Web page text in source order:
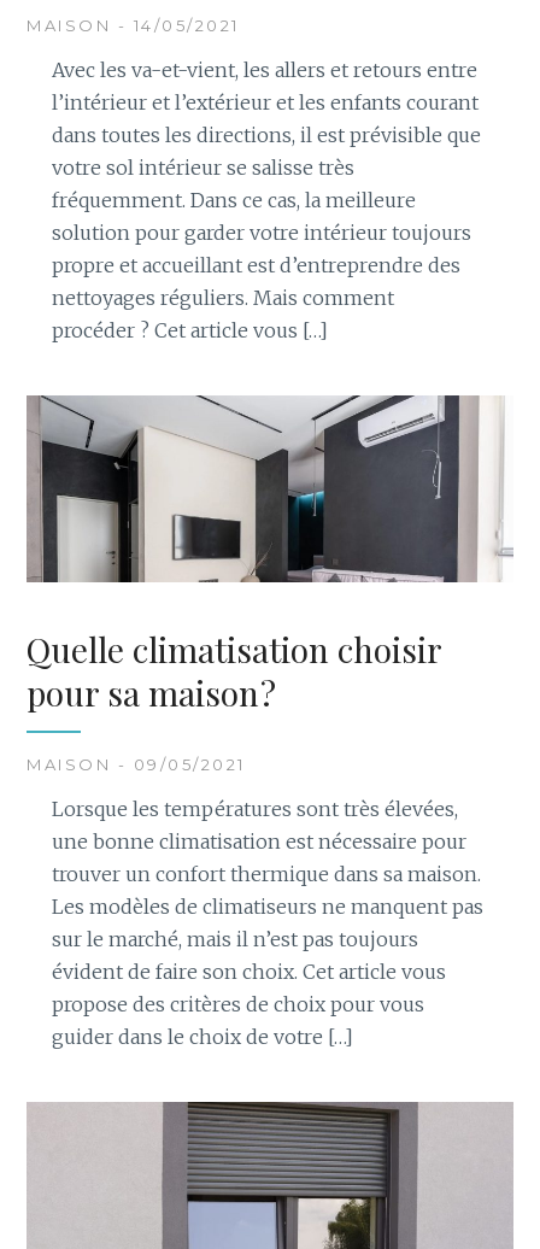
MAISON - 14/05/2021
Avec les va-et-vient, les allers et retours entre
l’intérieur et l’extérieur et les enfants courant
dans toutes les directions, il est prévisible que
votre sol intérieur se salisse très
fréquemment. Dans ce cas, la meilleure
solution pour garder votre intérieur toujours
propre et accueillant est d’entreprendre des
nettoyages réguliers. Mais comment
procéder ? Cet article vous […]
Quelle climatisation choisir
pour sa maison ?
MAISON - 09/05/2021
Lorsque les températures sont très élevées,
une bonne climatisation est nécessaire pour
trouver un confort thermique dans sa maison.
Les modèles de climatiseurs ne manquent pas
sur le marché, mais il n’est pas toujours
évident de faire son choix. Cet article vous
propose des critères de choix pour vous
guider dans le choix de votre […]